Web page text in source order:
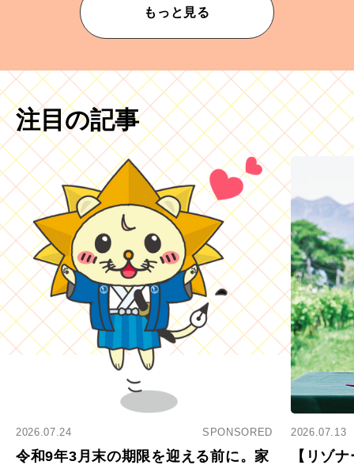
もっと見る
注目の記事
2026.07.24 SPONSORED
令和9年3月末の期限を迎える前に。家
2026.07.13
【リゾ